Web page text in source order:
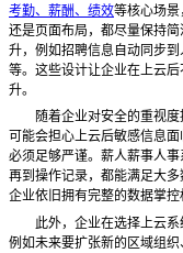
考勤、薪酬、绩效等核心场
还是页面布局，都尽量保持简
升，例如招聘信息自动同步
等。这些设计让企业在上云
升。
随着企业对安全的重视度
可能会担心上云后敏感信息
必须足够严谨。薪人薪事人
再到操作记录，都能满足大
企业依旧拥有完整的数据掌控
此外，企业在选择上云系
例如未来要扩张新的区域组